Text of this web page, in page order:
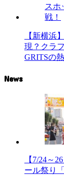
【新横浜
現？クラ
GRITSの
News
【7/24～
ール祭り